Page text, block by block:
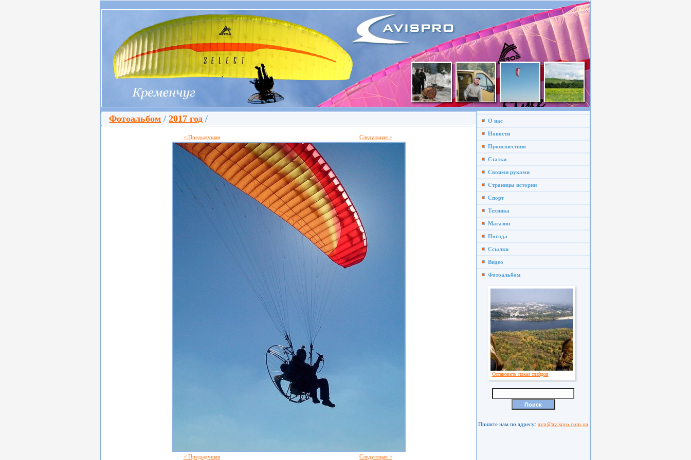
Фотоальбом / 2017 год /
< Предыдущая Следующая >
< Предыдущая Следующая >
О нас
Новости
Происшествия
Статьи
Своими руками
Страницы истории
Спорт
Техника
Магазин
Погода
Ссылки
Видео
Фотоальбом
Остановить показ слайдов
Пишите нам по адресу: avp@avispro.com.ua